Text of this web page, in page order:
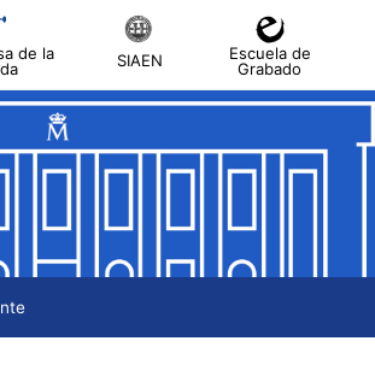
de la
SIAEN
Escuela de
Grabado